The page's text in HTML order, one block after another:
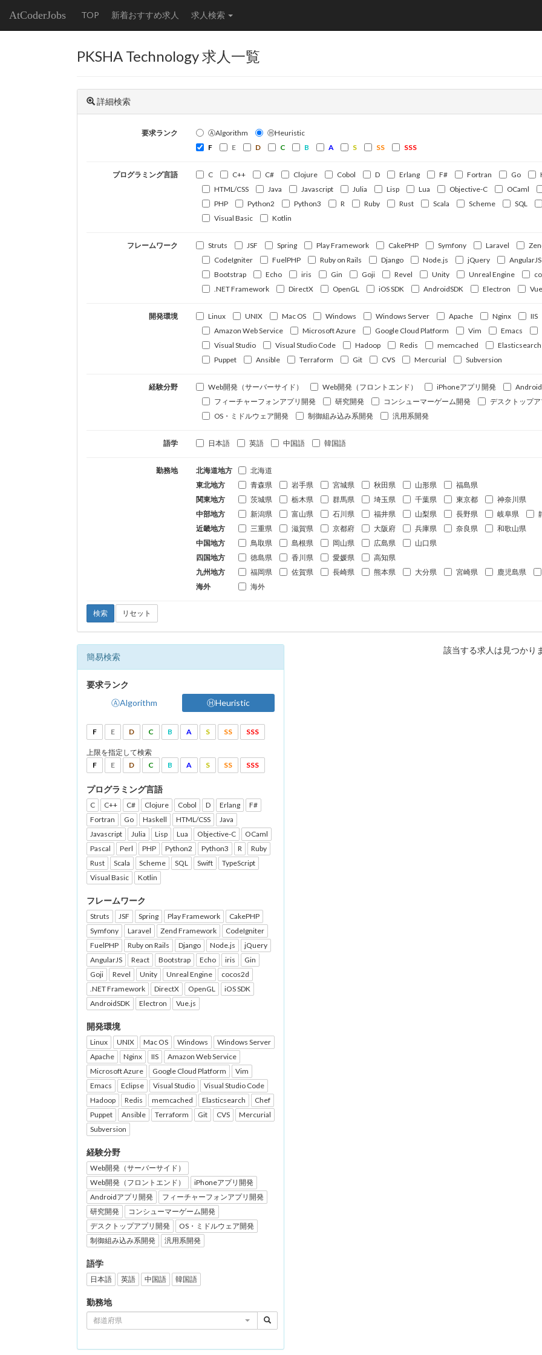
AtCoderJobs TOP 新着おすすめ求人 求人検索
PKSHA Technology 求人一覧
詳細検索
要求ランク ⒶAlgorithm
ⒽHeuristic
F
E D C B A S SS SSS
プログラミング言語 C C++ C# Clojure Cobol D Erlang F# Fortran Go
HTML/CSS
Java Javascript Julia Lisp Lua Objective-C OCaml
PHP
Python2 Python3 R Ruby Rust Scala Scheme SQL
Visual Basic
Kotlin
フレームワーク Struts JSF Spring Play Framework CakePHP Symfony Laravel
CodeIgniter
FuelPHP Ruby on Rails Django Node.js jQuery AngularJS
Bootstrap
Echo iris Gin Goji Revel Unity Unreal Engine
.NET Framework
DirectX OpenGL iOS SDK AndroidSDK Electron
開発環境 Linux UNIX Mac OS Windows Windows Server Apache Nginx
IIS
Amazon Web Service
Microsoft Azure Google Cloud Platform Vim Emacs
Visual Studio
Visual Studio Code Hadoop Redis memcached Elasticsearch
Puppet
Ansible Terraform Git CVS Mercurial Subversion
経験分野 Web開発（サーバーサイド） Web開発（フロントエンド） iPhoneアプリ開発
フィーチャーフォンアプリ開発
研究開発 コンシューマーゲーム開発
デスクトップ
OS・ミドルウェア開発
制御組み込み系開発 汎用系開発
語学 日本語 英語 中国語 韓国語
勤務地 北海道地方
北海道
東北地方
青森県 岩手県 宮城県 秋田県 山形県
福島県
関東地方
茨城県 栃木県 群馬県 埼玉県 千葉県 東京都
神奈川県
中部地方
新潟県 富山県 石川県 福井県 山梨県 長野県 岐阜県
近畿地方
三重県 滋賀県 京都府 大阪府 兵庫県 奈良県
和歌山県
中国地方
鳥取県 島根県 岡山県 広島県
山口県
四国地方
徳島県 香川県 愛媛県
高知県
九州地方
福岡県 佐賀県 長崎県 熊本県 大分県 宮崎県 鹿児島県
海外
海外
検索 リセット
簡易検索
要求ランク
ⒶAlgorithm
ⒽHeuristic
F E D C B A S SS SSS
上限を指定して検索
F
E D C B A S SS SSS
プログラミング言語
C C++ C# Clojure Cobol D Erlang
F#
Fortran
Go Haskell HTML/CSS
Java
Javascript
Julia Lisp Lua Objective-C
OCaml
Pascal
Perl PHP Python2 Python3 R
Ruby
Rust
Scala Scheme SQL Swift
TypeScript
Visual Basic
Kotlin
フレームワーク
Struts JSF Spring Play Framework
CakePHP
Symfony
Laravel Zend Framework
CodeIgniter
FuelPHP
Ruby on Rails Django Node.js
jQuery
AngularJS
React Bootstrap Echo iris
Gin
Goji
Revel Unity Unreal Engine
cocos2d
.NET Framework
DirectX OpenGL
iOS SDK
AndroidSDK
Electron Vue.js
開発環境
Linux UNIX Mac OS Windows
Windows Server
Apache
Nginx IIS
Amazon Web Service
Microsoft Azure
Google Cloud Platform
Vim
Emacs
Eclipse Visual Studio
Visual Studio Code
Hadoop
Redis memcached Elasticsearch
Chef
Puppet
Ansible Terraform Git CVS
Mercurial
Subversion
経験分野
Web開発（サーバーサイド）
Web開発（フロントエンド）
iPhoneアプリ開発
Androidアプリ開発
フィーチャーフォンアプリ開発
研究開発
コンシューマーゲーム開発
デスクトップアプリ開発
OS・ミドルウェア開発
制御組み込み系開発
汎用系開発
語学
日本語 英語 中国語 韓国語
勤務地
都道府県
該当する求人は見つかり